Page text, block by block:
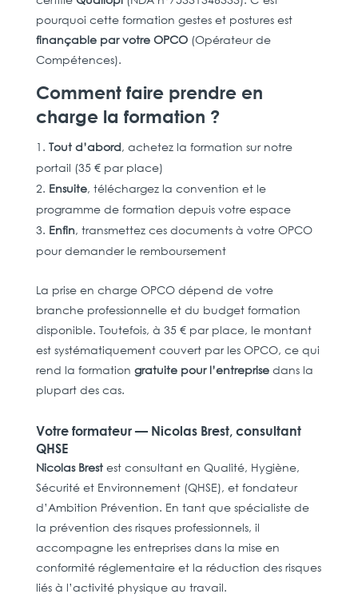
pourquoi cette formation gestes et postures est
finançable par votre OPCO(Opérateur de
Compétences).
Comment faire prendre en
charge la formation ?
Tout d’abord, achetez la formation sur notre
portail (35 € par place)
Ensuite, téléchargez la convention et le
programme de formation depuis votre espace
Enfin, transmettez ces documents à votre OPCO
pour demander le remboursement
La prise en charge OPCO dépend de votre
branche professionnelle et du budget formation
disponible. Toutefois, à 35 € par place, le montant
est systématiquement couvert par les OPCO, ce qui
rend la formation gratuite pour l’entreprisedans la
plupart des cas.
Votre formateur — Nicolas Brest, consultant
QHSE
Nicolas Brestest consultant en Qualité, Hygiène,
Sécurité et Environnement (QHSE), et fondateur
d’Ambition Prévention. En tant que spécialiste de
la prévention des risques professionnels, il
accompagne les entreprises dans la mise en
conformité réglementaire et la réduction des risques
liés à l’activité physique au travail.